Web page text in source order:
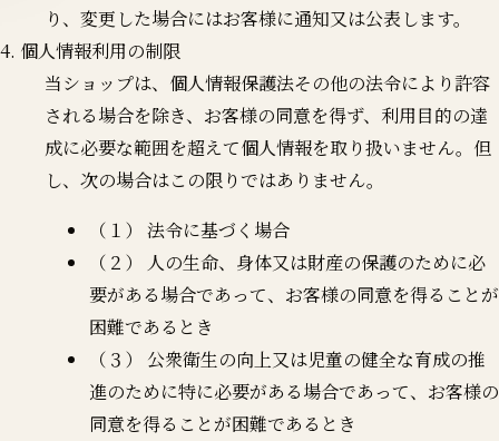
り、変更した場合にはお客様に通知又は公表します。
4. 個人情報利用の制限
当ショップは、個人情報保護法その他の法令により許容
される場合を除き、お客様の同意を得ず、利用目的の達
成に必要な範囲を超えて個人情報を取り扱いません。但
し、次の場合はこの限りではありません。
（１） 法令に基づく場合
（２） 人の生命、身体又は財産の保護のために必
要がある場合であって、お客様の同意を得ることが
困難であるとき
（３） 公衆衛生の向上又は児童の健全な育成の推
進のために特に必要がある場合であって、お客様の
同意を得ることが困難であるとき